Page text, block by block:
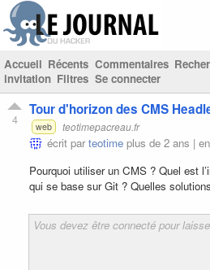
Accueil Récents Commentaires
invitation Filtres Se connecter
4
Tour d'horizon des CMS
web teotimepacreau.fr
écrit parteotime plus de 2 ans |
Pourquoi utiliser un CMS ? Quel est
qui se base sur Git ? Quelles